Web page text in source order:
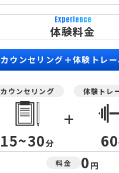
Experience
体験料金
カウンセリング＋体験トレ
カウンセリング
15~30分
+
体験トレ
60
料金 0 円